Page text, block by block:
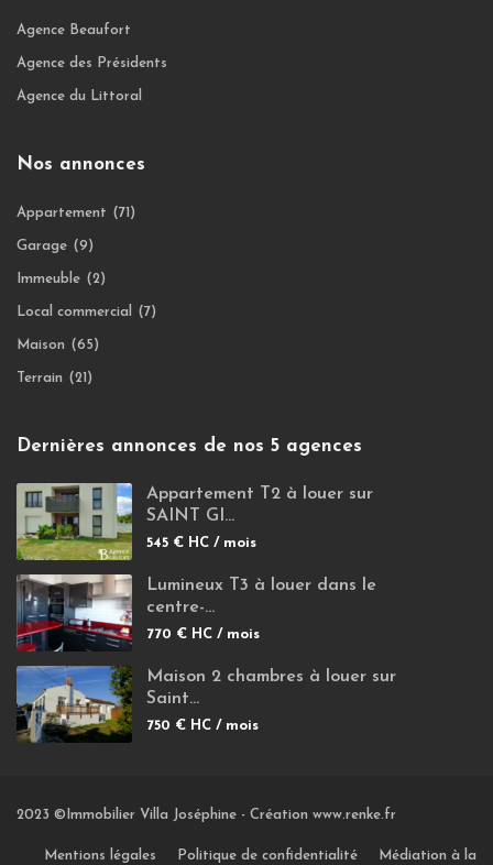
Agence Beaufort
Agence des Présidents
Agence du Littoral
Nos annonces
Appartement (71)
Garage (9)
Immeuble (2)
Local commercial (7)
Maison (65)
Terrain (21)
Dernières annonces de nos 5 agences
Appartement T2 à louer sur
SAINT GI...
545 € HC / mois
Lumineux T3 à louer dans le
centre-...
770 € HC / mois
Maison 2 chambres à louer sur
Saint...
750 € HC / mois
2023 ©Immobilier Villa Joséphine -Création www.renke.fr
Mentions légales Politique de confidentialité Médiation à la